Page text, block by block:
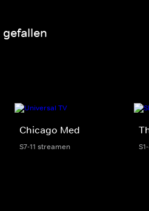
Chicago Med
S7-11 streamen